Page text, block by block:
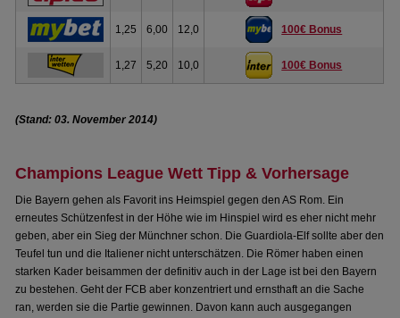
1,25 6,00 12,0 100€ Bonus
1,27 5,20 10,0 100€ Bonus
(Stand: 03. November 2014)
Champions League Wett Tipp & Vorhersage
Die Bayern gehen als Favorit ins Heimspiel gegen den AS Rom. Ein
erneutes Schützenfest in der Höhe wie im Hinspiel wird es eher nicht mehr
geben, aber ein Sieg der Münchner schon. Die Guardiola-Elf sollte aber den
Teufel tun und die Italiener nicht unterschätzen. Die Römer haben einen
starken Kader beisammen der definitiv auch in der Lage ist bei den Bayern
zu bestehen. Geht der FCB aber konzentriert und ernsthaft an die Sache
ran, werden sie die Partie gewinnen. Davon kann auch ausgegangen